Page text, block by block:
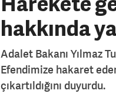
hakkında
Adalet Bakanı Yılmaz
Efendimize hakaret
çıkartıldığını duyurdu.